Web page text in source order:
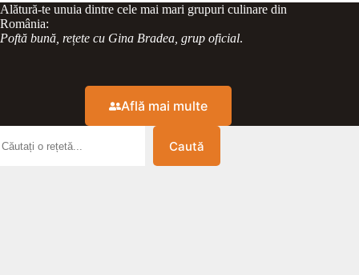
Alătură-te unuia dintre cele mai mari grupuri culinare din
România:
Poftă bună, rețete cu Gina Bradea, grup oficial.
Află mai multe
Caută